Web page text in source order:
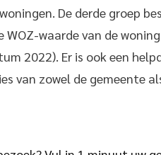
De derde groep
waarde van de
2022). Er is ook een
van zowel de gemeente